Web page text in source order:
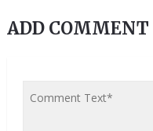
ADD COMMENT